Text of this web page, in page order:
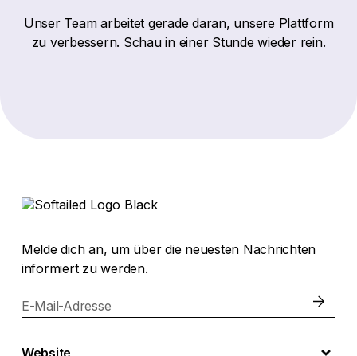
Unser Team arbeitet gerade daran, unsere Plattform
zu verbessern. Schau in einer Stunde wieder rein.
Melde dich an, um über die neuesten Nachrichten
informiert zu werden.
E-Mail-Adresse
Website